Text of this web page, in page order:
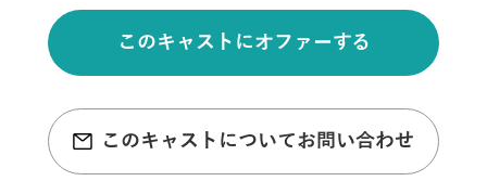
このキャストにオファーする
このキャストについてお問い合わせ